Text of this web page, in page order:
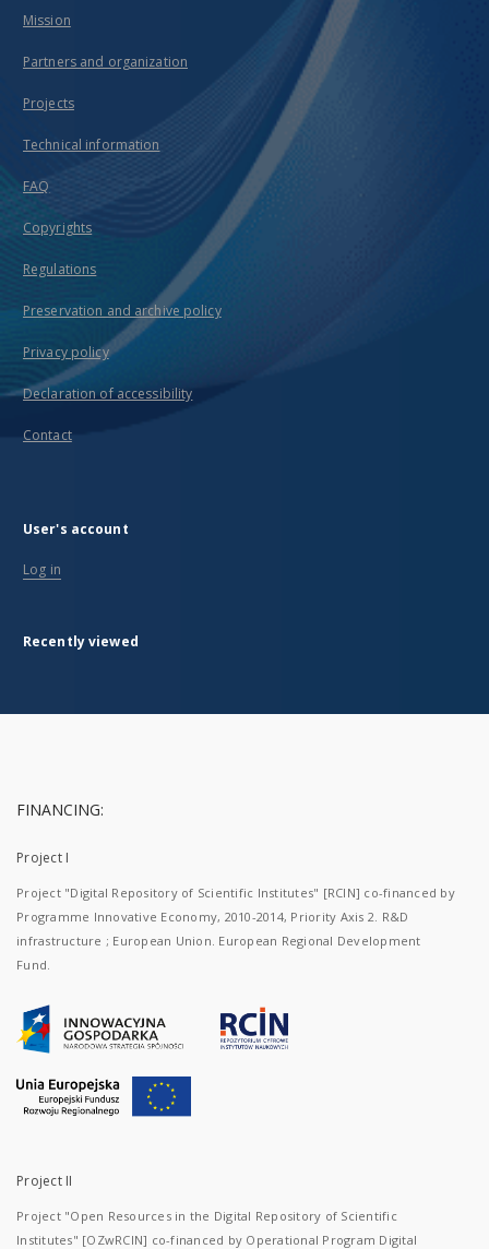
Mission
Partners and organization
Projects
Technical information
FAQ
Copyrights
Regulations
Preservation and archive policy
Privacy policy
Declaration of accessibility
Contact
User's account
Log in
Recently viewed
FINANCING:
Project I
Project "Digital Repository of Scientific Institutes" [RCIN] co-financed by
Programme Innovative Economy, 2010-2014, Priority Axis 2. R&D
infrastructure ; European Union. European Regional Development
Fund.
Project II
Project "Open Resources in the Digital Repository of Scientific
Institutes" [OZwRCIN] co-financed by Operational Program Digital